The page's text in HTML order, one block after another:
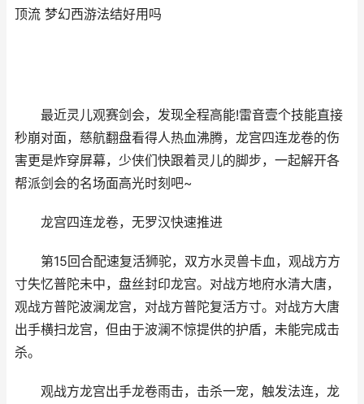
顶流 梦幻西游法结好用吗
最近灵儿观赛剑会，发现全程高能!雷音壹个技能直接
秒崩对面，慈航翻盘看得人热血沸腾，龙宫四连龙卷的伤
害更是炸穿屏幕，少侠们快跟着灵儿的脚步，一起解开各
帮派剑会的名场面高光时刻吧~
龙宫四连龙卷，无罗汉快速推进
第15回合配速复活狮驼，双方水灵兽卡血，观战方方
寸失忆普陀未中，盘丝封印龙宫。对战方地府水清大唐，
观战方普陀波澜龙宫，对战方普陀复活方寸。对战方大唐
出手横扫龙宫，但由于波澜不惊提供的护盾，未能完成击
杀。
观战方龙宫出手龙卷雨击，击杀一宠，触发法连，龙